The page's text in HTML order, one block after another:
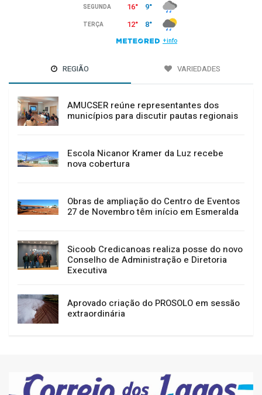
REGIÃO VARIEDADES
AMUCSER reúne representantes dos
municípios para discutir pautas regionais
Escola Nicanor Kramer da Luz recebe
nova cobertura
Obras de ampliação do Centro de Eventos
27 de Novembro têm início em Esmeralda
Sicoob Credicanoas realiza posse do novo
Conselho de Administração e Diretoria
Executiva
Aprovado criação do PROSOLO em sessão
extraordinária